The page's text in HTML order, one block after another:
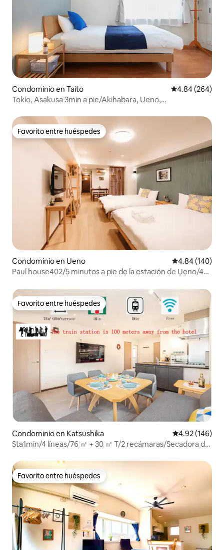
Condominio en Taitō Calificación
4.84 (264)
Tokio, Asakusa 3min a pie/Akihabara, Ueno,
1L1B/3
Favorito entre huéspedes
Favorito entre huéspedes
Condominio en Ueno Calificación
4.84 (140)
Paul house402/5 minutos a pie de la estación de Ueno/4
velocidad gratuito/Edificio con ascensor/Comunicación
japonesa, inglesa y china
Favorito entre huéspedes
Favorito entre huéspedes
Condominio en Katsushika Calificación
4.92 (146)
Sta1min/4 líneas/76 ㎡ + 30 ㎡ T/2 recámaras/Secadora de
Favorito entre huéspedes
Favorito entre huéspedes